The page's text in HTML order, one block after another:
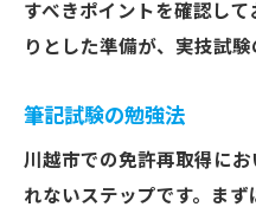
すべきポイントを確認し
りとした準備が、実技試験
筆記試験の勉強法
川越市での免許再取得に
れないステップです。ま